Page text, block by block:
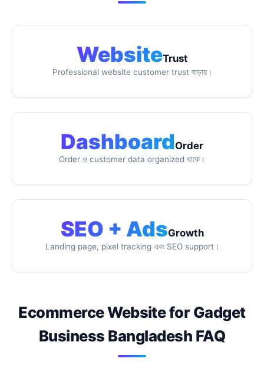
WebsiteTrust
Professional website customer trust বাড়ায়।
DashboardOrder
Order ও customer data organized থাকে।
SEO + AdsGrowth
Landing page, pixel tracking এবং SEO support।
Ecommerce Website for Gadget
Business Bangladesh FAQ